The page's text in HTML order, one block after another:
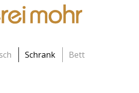
Schrank Bett